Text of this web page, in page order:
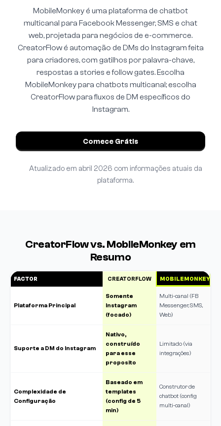
MobileMonkey é uma plataforma de chatbot
multicanal para Facebook Messenger, SMS e chat
web, projetada para negócios de e-commerce.
CreatorFlow é automação de DMs do Instagram feita
para criadores, com gatilhos por palavra-chave,
respostas a stories e follow gates. Escolha
MobileMonkey para chatbots multicanal; escolha
CreatorFlow para fluxos de DM específicos do
Instagram.
Comece Grátis
Atualizado em abril 2026 com informações atuais da
plataforma.
CreatorFlow vs. MobileMonkey em
Resumo
FACTOR CREATORFLOW MOBILEMONKEY
Plataforma Principal
Somente
Instagram
(focado)
Multi-canal (FB
Messenger, SMS,
Web)
Suporte a DM do Instagram
Nativo,
construído
para esse
proposito
Limitado (via
integrações)
Complexidade de
Configuração
Baseado em
templates
(config de 5
min)
Construtor de
chatbot (config
multi-canal)